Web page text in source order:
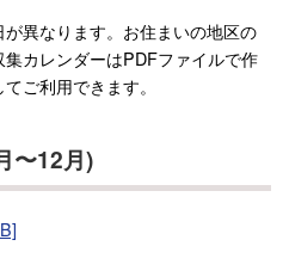
異なります。お住まいの地区の
カレンダーはPDFファイルで作
ご利用できます。
月〜12月)